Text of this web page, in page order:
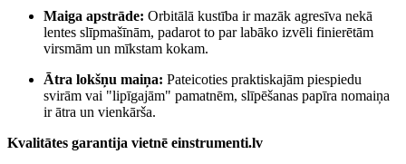
Maiga apstrāde: Orbitālā kustība ir mazāk agresīva nekā
lentes slīpmašīnām, padarot to par labāko izvēli finierētām
virsmām un mīkstam kokam.
Ātra lokšņu maiņa: Pateicoties praktiskajām piespiedu
svirām vai "lipīgajām" pamatnēm, slīpēšanas papīra nomaiņa
ir ātra un vienkārša.
Kvalitātes garantija vietnē einstrumenti.lv